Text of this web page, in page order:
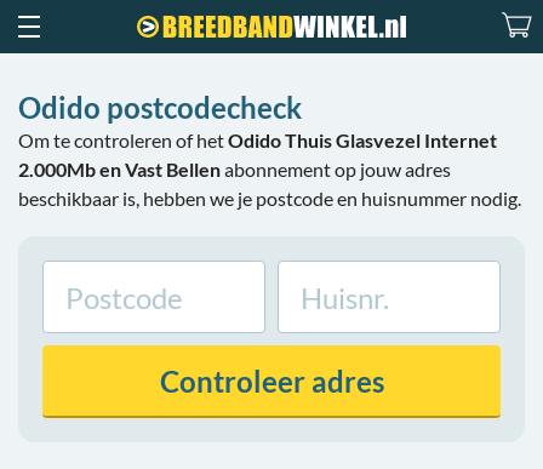
Odido postcodecheck
Om te controleren of hetOdido Thuis Glasvezel Internet
2.000Mb en Vast Bellenabonnement op jouw adres
beschikbaar is, hebben we je postcode en huisnummer nodig.
Controleeradres